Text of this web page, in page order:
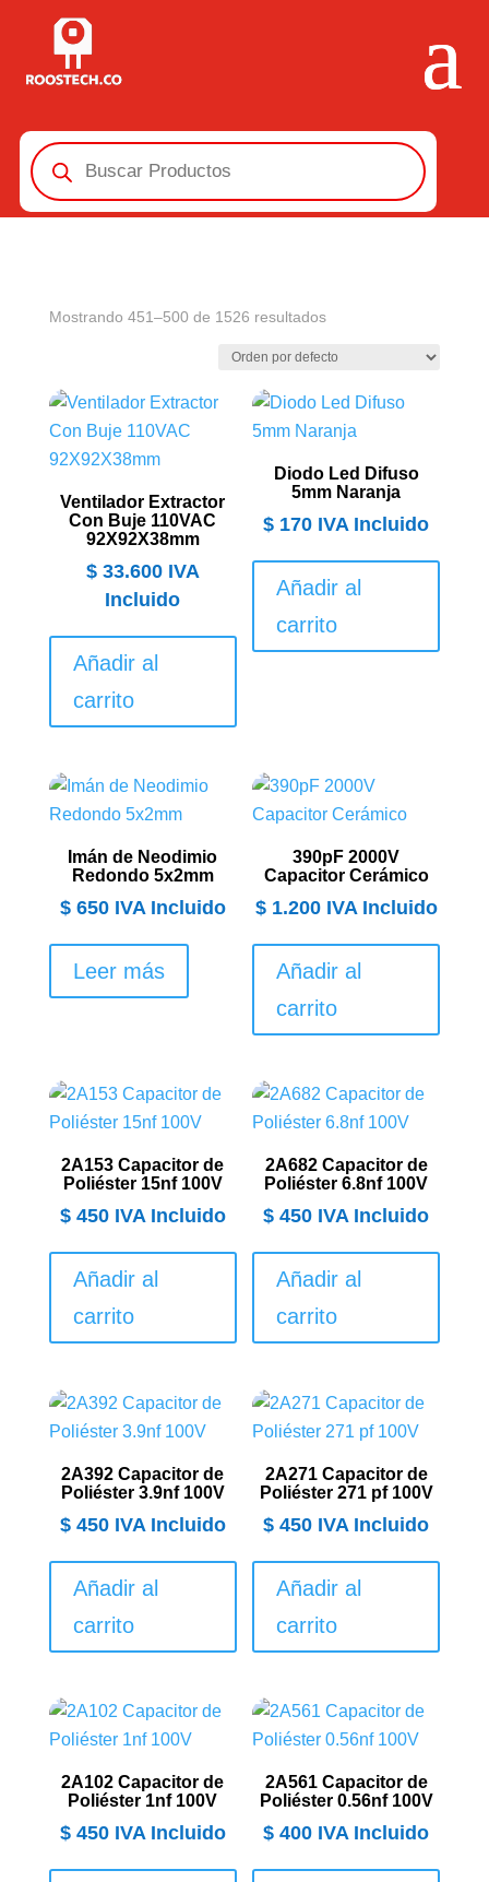
Búsqueda
de
productos
Mostrando 451–500 de 1526 resultados
Ventilador Extractor
Con Buje 110VAC
92X92X38mm
$33.600 IVA
Incluido
Añadir al
carrito
Diodo Led Difuso
5mm Naranja
$ 170 IVA Incluido
Añadir al
carrito
Imán de Neodimio
Redondo 5x2mm
$650 IVA Incluido
Leer más
390pF 2000V
Capacitor Cerámico
$1.200 IVA Incluido
Añadir al
carrito
2A153 Capacitor de
Poliéster 15nf 100V
$450 IVA Incluido
Añadir al
carrito
2A682 Capacitor de
Poliéster 6.8nf 100V
$ 450 IVA Incluido
Añadir al
carrito
2A392 Capacitor de
Poliéster 3.9nf 100V
$450 IVA Incluido
Añadir al
carrito
2A271 Capacitor de
Poliéster 271 pf 100V
$ 450 IVA Incluido
Añadir al
carrito
2A102 Capacitor de
Poliéster 1nf 100V
$450 IVA Incluido
2A561 Capacitor de
Poliéster 0.56nf 100V
$ 400 IVA Incluido